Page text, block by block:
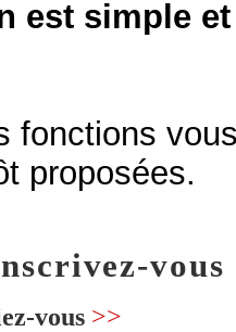
est simple et
fonctions
proposées.
vous
vous >>